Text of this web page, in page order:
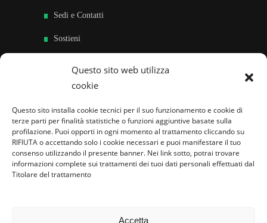
Questo sito web utilizza
cookie
Questo sito installa cookie tecnici per il suo funzionamento e cookie di
terze parti per finalità statistiche o funzioni aggiuntive basate sulla
profilazione. Puoi opporti in ogni momento al trattamento cliccando su
RIFIUTA o accettando solo i cookie necessari e puoi manifestare il tuo
consenso utilizzando il presente banner. Nei link sotto, potrai trovare
informazioni complete sui trattamenti dei tuoi dati personali effettuati dal
Titolare del trattamento
Accetta
Sedi e Contatti
Sostieni